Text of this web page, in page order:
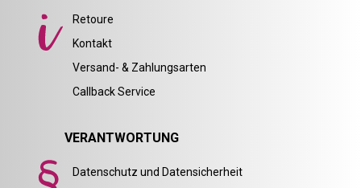
Retoure
Kontakt
Versand- & Zahlungsarten
Callback Service
VERANTWORTUNG
Datenschutz und Datensicherheit